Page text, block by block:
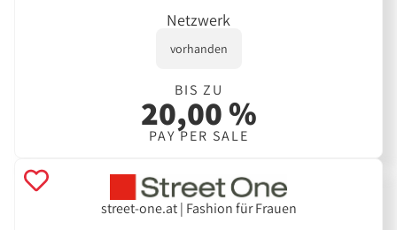
Netzwerk
vorhanden
BIS ZU
20,00 %
PAY PER SALE
street-one.at | Fashion für Frauen